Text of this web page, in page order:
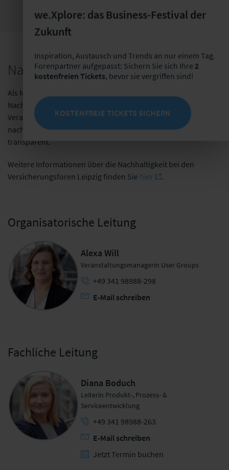
Nachhaltige Veranstaltungen
Als Mitglied der Initiative
Nachhaltigkeitskodex der deutschsprachigen
Veranstaltungswirtschaft – folgen wir den Leitlinien für
nachhaltige Veranstaltungen und dokumentieren diese
transparent.
Weitere Informationen über die Nachhaltigkeit bei den
Versicherungsforen Leipzig finden Sie hier .
Organisatorische Leitung
Alexa Will
Veranstaltungsmanagerin User Groups
+49 341 98988-298
E-Mail schreiben
Fachliche Leitung
Diana Boduch
Leiterin Produkt-, Prozess- &
Serviceentwicklung
+49 341 98988-263
E-Mail schreiben
Jetzt Termin buchen
we.Xplore: das Business-Festival der
Zukunft
Inspiration, Austausch und Trends an nur einem Tag.
Forenpartner aufgepasst: Sichern Sie sich Ihre 2
kostenfreien Tickets, bevor sie vergriffen sind!
KOSTENFREIE TICKETS SICHERN